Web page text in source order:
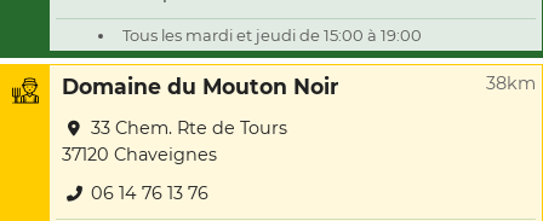
Tous les mardi et jeudi de 15:00 à 19:00
Domaine du Mouton Noir 38km
33 Chem. Rte de Tours
37120 Chaveignes
06 14 76 13 76